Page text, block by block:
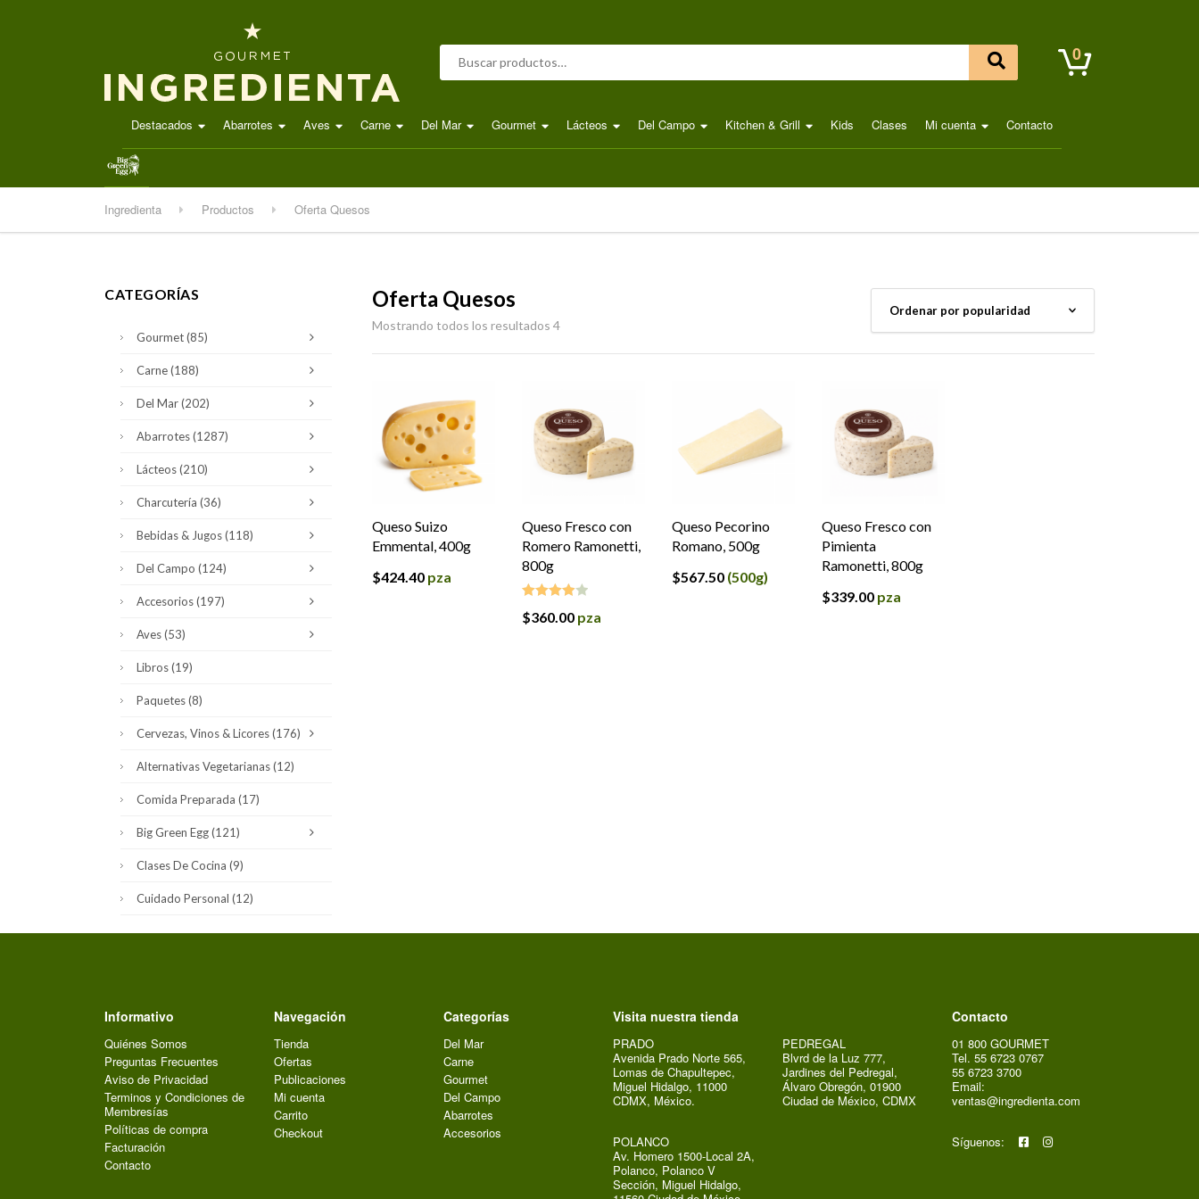
Buscar por: 0
Destacados Abarrotes Aves Carne Del Mar Gourmet Lácteos Del Campo Kitchen & Grill Kids Clases Mi cuenta Contacto
.
Ingredienta Productos Oferta Quesos
Oferta Quesos
Mostrando todos los resultados 4
Queso Suizo
Emmental, 400g
$424.40 pza
Queso Fresco con
Romero Ramonetti,
800g
Valorado
$360.00 pza
Queso Pecorino
Romano, 500g
$567.50 (500g)
Queso Fresco con
Pimienta
Ramonetti, 800g
$339.00 pza
CATEGORÍAS
Gourmet(85)
Carne(188)
Del Mar(202)
Abarrotes(1287)
Lácteos(210)
Charcutería (36)
Bebidas & Jugos(118)
Del Campo (124)
Accesorios(197)
Aves(53)
Libros(19)
Paquetes(8)
Cervezas, Vinos & Licores(176)
Alternativas Vegetarianas(12)
Comida Preparada (17)
Big Green Egg(121)
Clases De Cocina (9)
Cuidado Personal (12)
Informativo
Quiénes Somos
Preguntas Frecuentes
Aviso de Privacidad
Terminos y Condiciones de
Membresías
Políticas de compra
Facturación
Contacto
Navegación
Tienda
Ofertas
Publicaciones
Mi cuenta
Carrito
Checkout
Categorías
Del Mar
Carne
Gourmet
Del Campo
Abarrotes
Accesorios
Visita nuestra tienda
PRADO
Avenida Prado Norte 565,
Lomas de Chapultepec,
Miguel Hidalgo, 11000
CDMX, México.
POLANCO
Av. Homero 1500-Local 2A,
Polanco, Polanco V
Sección, Miguel Hidalgo,
PEDREGAL
Blvrd de la Luz 777,
Jardines del Pedregal,
Álvaro Obregón, 01900
Ciudad de México, CDMX
Contacto
01 800 GOURMET
Tel. 55 6723 0767
55 6723 3700
Email:
ventas@ingredienta.com
Síguenos: